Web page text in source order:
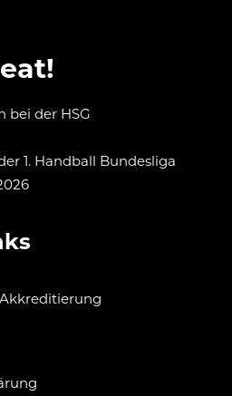
bei der HSG
1. Handball Bundesliga